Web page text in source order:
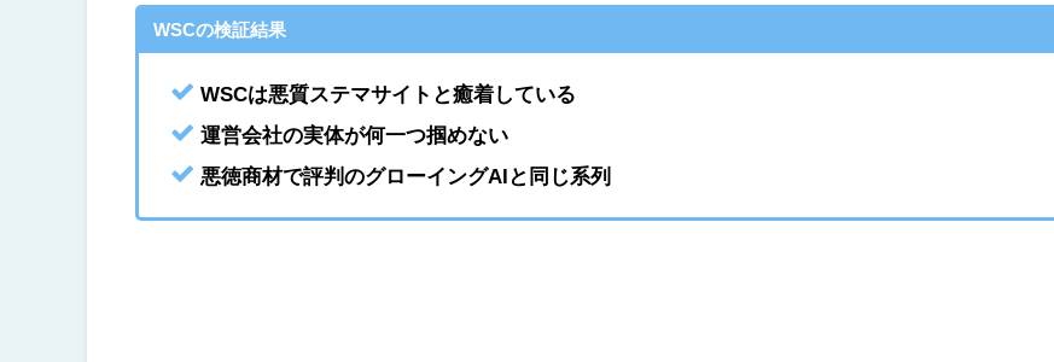
WSCの検証結果
WSCは悪質ステマサイトと癒着している
運営会社の実体が何一つ掴めない
悪徳商材で評判のグローイングAIと同じ系列